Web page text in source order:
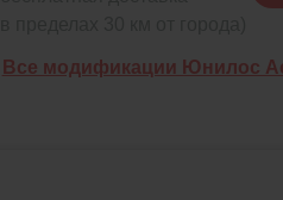
Все модификации Юнилос